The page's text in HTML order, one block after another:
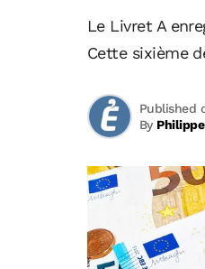
Le Livret A
Cette sixième
By
Published